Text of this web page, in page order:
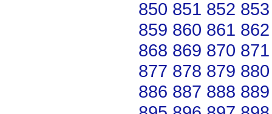
850 851 852 853
859 860 861 862
868 869 870 871
877 878 879 880
886 887 888 889